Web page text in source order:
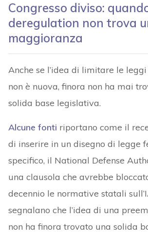
Congresso diviso:
deregulation non trova
maggioranza
Anche se l’idea di limitare le
non è nuova, finora non ha mai
solida base legislativa.
Alcune fonti riportano come il
di inserire in un disegno di legge
specifico, il National Defense
una clausola che avrebbe
decennio le normative statali
segnalano che l’idea di una
non ha finora trovato una solida